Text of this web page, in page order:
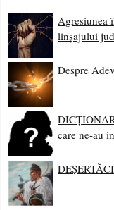
Agresiunea
linșajului
Despre
care ne-au